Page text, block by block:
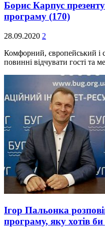
Борис Карпус
програму (170)
28.09.2020 2
Комфорний, європейський і
повинні відчувати гості та
Ігор Пальонка
програму, яку хотів би